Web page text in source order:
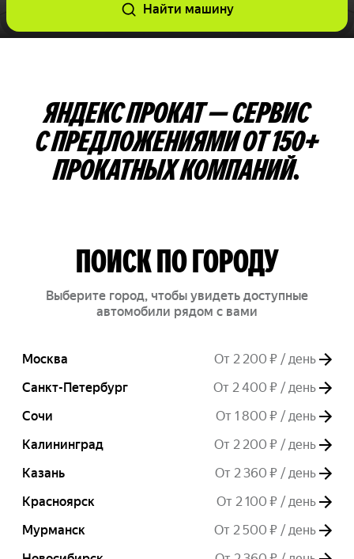
Найти машину
ЯНДЕКС ПРОКАТ — СЕРВИС
С ПРЕДЛОЖЕНИЯМИ ОТ 150+
ПРОКАТНЫХ КОМПАНИЙ.
ПОИСК ПО ГОРОДУ
Выберите город, чтобы увидеть доступные
автомобили рядом с вами
Москва
От 2 200 ₽ / день
Санкт-Петербург
От 2 400 ₽ / день
Сочи
От 1 800 ₽ / день
Калининград
От 2 200 ₽ / день
Казань
От 2 360 ₽ / день
Красноярск
От 2 100 ₽ / день
Мурманск
От 2 500 ₽ / день